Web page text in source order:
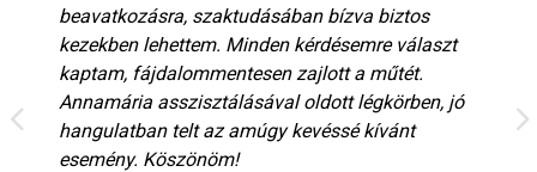
beavatkozásra, szaktudásában bízva biztos
kezekben lehettem. Minden kérdésemre választ
kaptam, fájdalommentesen zajlott a műtét.
Annamária asszisztálásával oldott légkörben, jó
hangulatban telt az amúgy kevéssé kívánt
esemény. Köszönöm!